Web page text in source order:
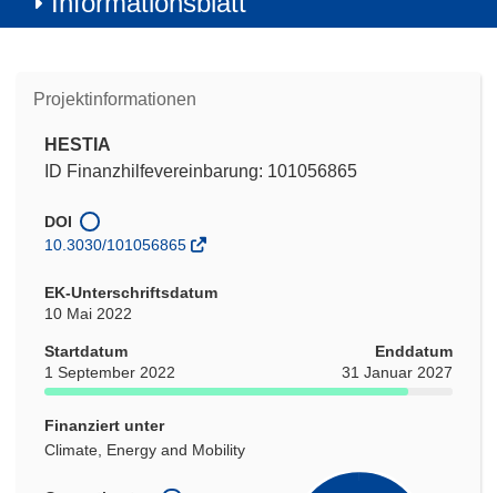
Projektinformationen
HESTIA
ID Finanzhilfevereinbarung: 101056865
DOI
10.3030/101056865
EK-Unterschriftsdatum
10 Mai 2022
Startdatum
1 September 2022
Enddatum
31 Januar 2027
Finanziert unter
Climate, Energy and Mobility